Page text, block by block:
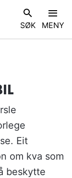
SØK
V
I
MENY
Eit
om kva som
beskytte